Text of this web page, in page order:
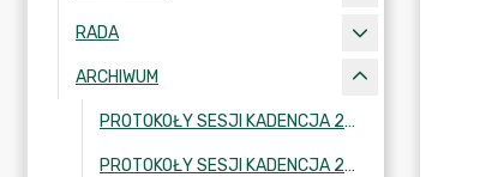
RADA
ARCHIWUM
PROTOKOŁY SESJI KADENCJA 2014-2018
PROTOKOŁY SESJI KADENCJA 2010-2014